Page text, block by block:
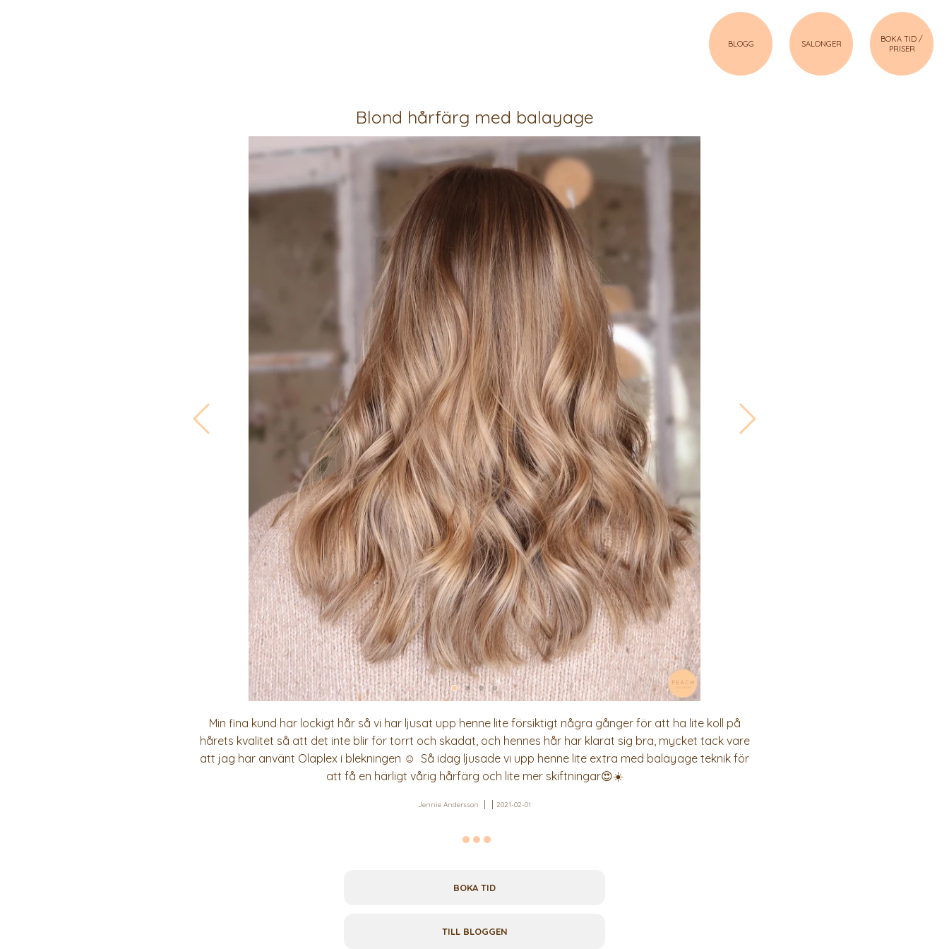
BLOGG SALONGER
BOKA TID /
PRISER
Blond hårfärg med balayage
Min fina kund har lockigt hår så vi har ljusat upp henne lite försiktigt några gånger för att ha lite koll på
hårets kvalitet så att det inte blir för torrt och skadat, och hennes hår har klarat sig bra, mycket tack vare
att jag har använt Olaplex i blekningen ☺️ Så idag ljusade vi upp henne lite extra med balayage teknik för
att få en härligt vårig hårfärg och lite mer skiftningar😍☀️
Jennie Andersson 2021-02-01
BOKA TID
TILL BLOGGEN